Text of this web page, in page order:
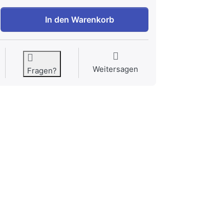
Lochgummi Druckknopf zu 0,84 €, Menge 1.
In den Warenkorb
Fragen? Weitersagen